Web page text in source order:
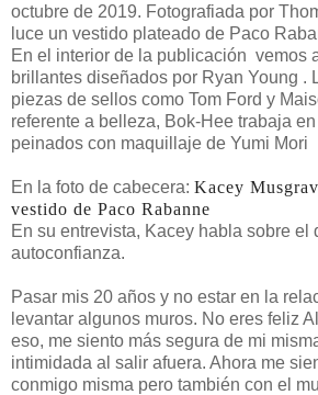
octubre de 2019. Fotografiada por
luce un vestido plateado de Paco
En el interior de la publicación vemos
brillantes diseñados por Ryan Young .
piezas de sellos como Tom Ford y
referente a belleza, Bok-Hee trabaja
peinados con maquillaje de Yumi Mori
En la foto de cabecera: Kacey
vestido de Paco Rabanne
En su entrevista, Kacey habla sobre el
autoconfianza.
Pasar mis 20 años y no estar en la
levantar algunos muros. No eres feliz
eso, me siento más segura de mi
intimidada al salir afuera. Ahora me
conmigo misma pero también con el